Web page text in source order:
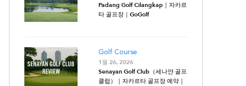
Padang Golf Cilangkap｜자카르
타 골프장｜GoGolf
Golf Course
1월 26, 2026
Senayan Golf Club（세나얀 골프
클럽）｜자카르타 골프장 예약｜